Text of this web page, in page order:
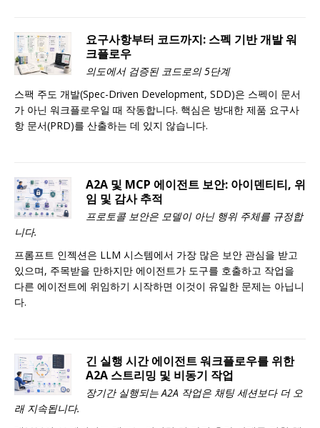
요구사항부터 코드까지: 스펙 기반 개발 워
크플로우
의도에서 검증된 코드로의 5단계
스팩 주도 개발(Spec-Driven Development, SDD)은 스펙이 문서
가 아닌 워크플로우일 때 작동합니다. 핵심은 방대한 제품 요구사
항 문서(PRD)를 산출하는 데 있지 않습니다.
A2A 및 MCP 에이전트 보안: 아이덴티티, 위
임 및 감사 추적
프로토콜 보안은 모델이 아닌 행위 주체를 규정합
니다.
프롬프트 인젝션은 LLM 시스템에서 가장 많은 보안 관심을 받고
있으며, 주목받을 만하지만 에이전트가 도구를 호출하고 작업을
다른 에이전트에 위임하기 시작하면 이것이 유일한 문제는 아닙니
다.
긴 실행 시간 에이전트 워크플로우를 위한
A2A 스트리밍 및 비동기 작업
장기간 실행되는 A2A 작업은 채팅 세션보다 더 오
래 지속됩니다.